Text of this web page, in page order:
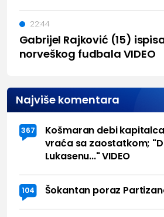
Gabrijel Rajković (15)
norveškog fudbala VIDEO
22:44
Najviše komentara
367
Košmaran debi
vraća sa zaostatkom;
Lukasenu..." VIDEO
104 Šokantan poraz